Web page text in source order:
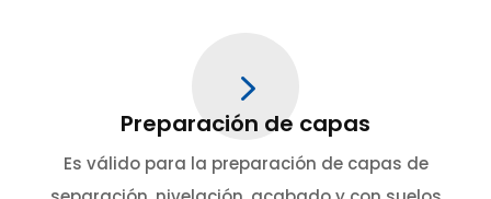
5
Preparación de capas
Es válido para la preparación de capas de